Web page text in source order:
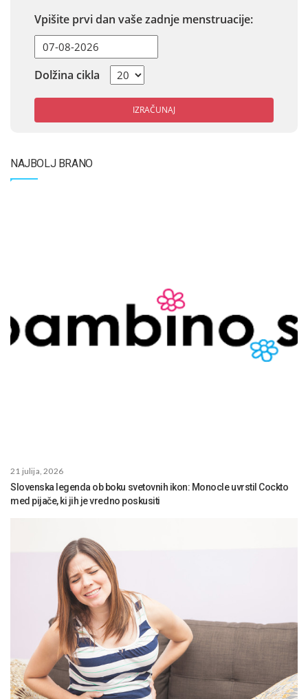
Vpišite prvi dan vaše zadnje menstruacije:
Dolžina cikla
IZRAČUNAJ
NAJBOLJ BRANO
21 julija, 2026
Slovenska legenda ob boku svetovnih ikon: Monocle uvrstil Cockto
med pijače, ki jih je vredno poskusiti